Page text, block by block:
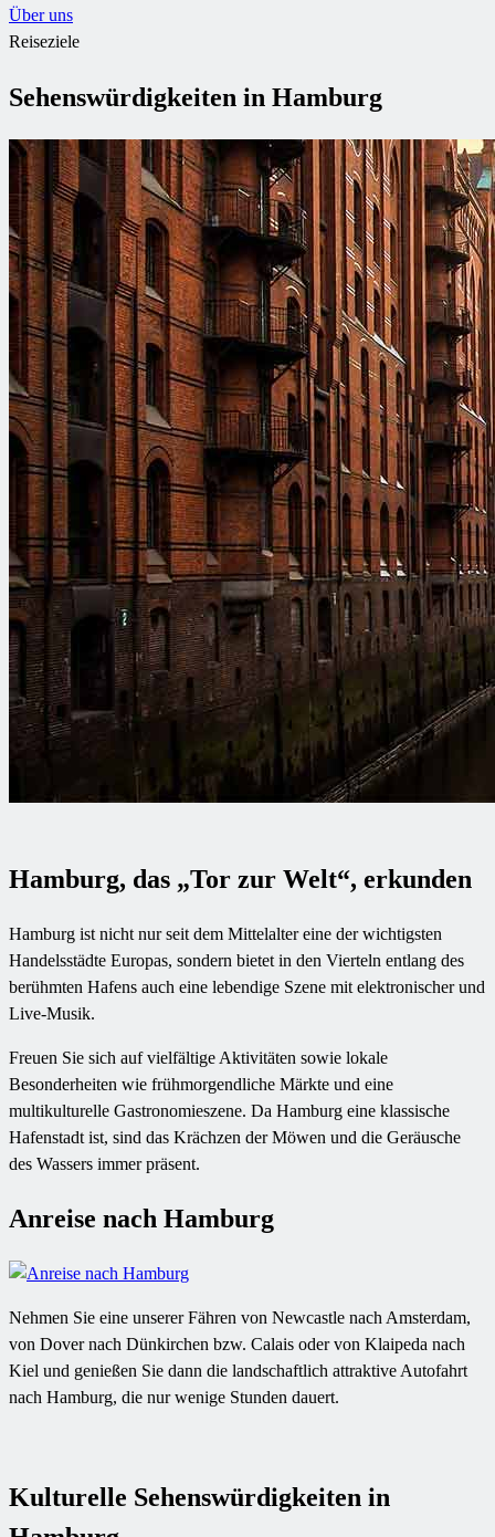
Über uns
Reiseziele
Sehenswürdigkeiten in Hamburg
Hamburg, das „Tor zur Welt“, erkunden
Hamburg ist nicht nur seit dem Mittelalter eine der wichtigsten
Handelsstädte Europas, sondern bietet in den Vierteln entlang des
berühmten Hafens auch eine lebendige Szene mit elektronischer und
Live-Musik.
Freuen Sie sich auf vielfältige Aktivitäten sowie lokale
Besonderheiten wie frühmorgendliche Märkte und eine
multikulturelle Gastronomieszene. Da Hamburg eine klassische
Hafenstadt ist, sind das Krächzen der Möwen und die Geräusche
des Wassers immer präsent.
Anreise nach Hamburg
Nehmen Sie eine unserer Fähren von Newcastle nach Amsterdam,
von Dover nach Dünkirchen bzw. Calais oder von Klaipeda nach
Kiel und genießen Sie dann die landschaftlich attraktive Autofahrt
nach Hamburg, die nur wenige Stunden dauert.
Kulturelle Sehenswürdigkeiten in